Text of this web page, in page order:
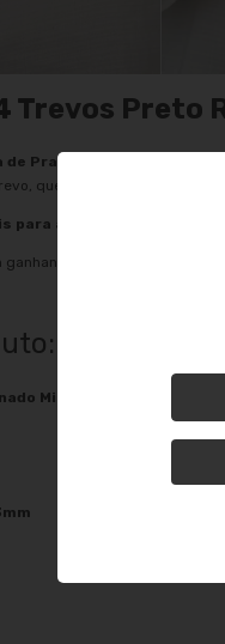
Trevos Preto
Prata 925 e Metal
que é composto por resina
a composição da peça;
poder devido sua
Mista